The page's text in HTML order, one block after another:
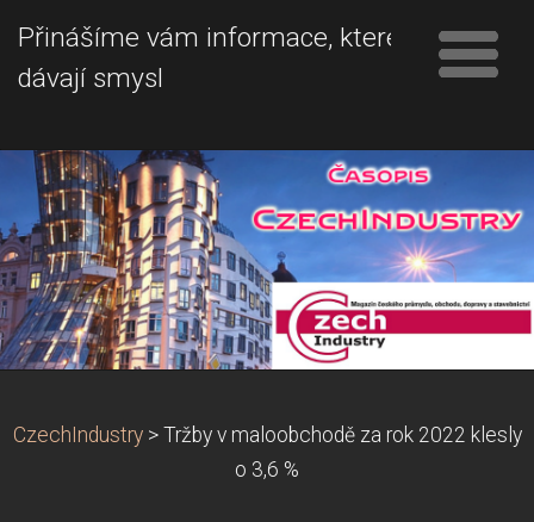
Přinášíme vám informace, které
dávají smysl
CzechIndustry > Tržby v maloobchodě za rok 2022 klesly
o 3,6 %